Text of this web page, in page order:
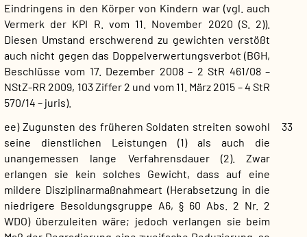
Eindringens in den Körper von Kindern war (vgl. auch
Vermerk der KPI R. vom 11. November 2020 (S. 2)).
Diesen Umstand erschwerend zu gewichten verstößt
auch nicht gegen das Doppelverwertungsverbot (BGH,
Beschlüsse vom 17. Dezember 2008 – 2 StR 461/08 –
NStZ-RR 2009, 103 Ziffer 2 und vom 11. März 2015 – 4 StR
570/14 – juris).
33
ee) Zugunsten des früheren Soldaten streiten sowohl
seine dienstlichen Leistungen (1) als auch die
unangemessen lange Verfahrensdauer (2). Zwar
erlangen sie kein solches Gewicht, dass auf eine
mildere Disziplinarmaßnahmeart (Herabsetzung in die
niedrigere Besoldungsgruppe A6, § 60 Abs. 2 Nr. 2
WDO) überzuleiten wäre; jedoch verlangen sie beim